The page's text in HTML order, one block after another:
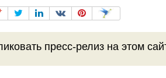
пресс-релизна этом